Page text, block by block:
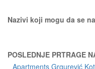
Nazivi koji mogu da se
POSLEDNJE PRTRAGE
Apartments Grgurević